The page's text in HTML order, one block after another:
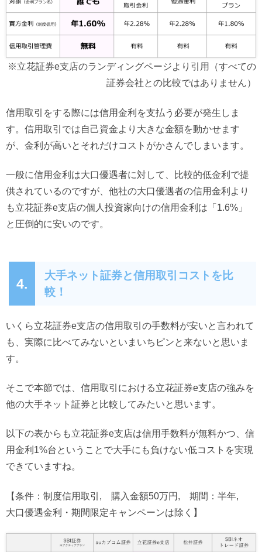
※立花証券e支店のランディングページより引用（すべての
証券会社との比較ではありません）
信用取引をする際には信用金利を支払う必要が発生しま
す。信用取引では自己資金より大きな金額を動かせます
が、金利が高いとそれだけコストがかさんでしまいます。
一般に信用金利は大口優遇者に対して、比較的低金利で提
供されているのですが、他社の大口優遇者の信用金利より
も立花証券e支店の個人投資家向けの信用金利は「1.6%」
と圧倒的に安いのです。
4.
大手ネット証券と信用取引コストを比
較！
いくら立花証券e支店の信用取引の手数料が安いと言われて
も、実際に比べてみないといまいちピンと来ないと思いま
す。
そこで本節では、信用取引における立花証券e支店の強みを
他の大手ネット証券と比較してみたいと思います。
以下の表からも立花証券e支店は信用手数料が無料かつ、信
用金利1%台ということで大手にも負けない低コストを実現
できていますね。
【条件：制度信用取引, 購入金額50万円, 期間：半年,
大口優遇金利・期間限定キャンペーンは除く】